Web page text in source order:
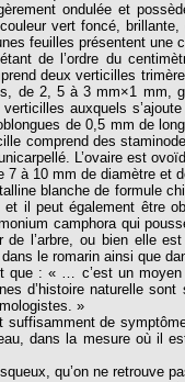
ondulée et
vert foncé,
feuilles présentent une
de l’ordre du
deux verticilles
de 2, 5 à 3 mm×1 mm,
auxquels
de 0,5 mm de
comprend des
L’ovaire est
7 à 10 mm de diamètre
blanche de formule
il peut également être
camphora qui
l’arbre, ou bien elle
le romarin ainsi que
que : « … c’est un
d’histoire naturelle
»
suffisamment de
dans la mesure où il
qu’on ne retrouve